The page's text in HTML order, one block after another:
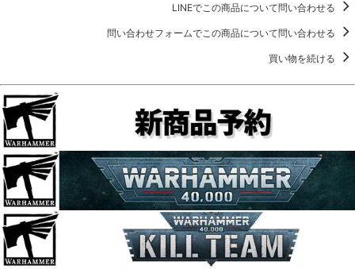
LINEでこの商品について問い合わせる
問い合わせフォームでこの商品について問い合わせる
買い物を続ける